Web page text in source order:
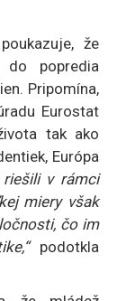
že
do popredia
Pripomína,
Eurostat
tak ako
Európa
v rámci
miery však
čo im
podotkla